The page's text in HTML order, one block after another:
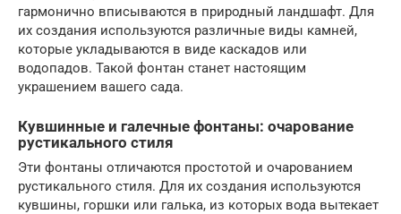
гармонично вписываются в природный ландшафт. Для
их создания используются различные виды камней,
которые укладываются в виде каскадов или
водопадов. Такой фонтан станет настоящим
украшением вашего сада.
Кувшинные и галечные фонтаны: очарование
рустикального стиля
Эти фонтаны отличаются простотой и очарованием
рустикального стиля. Для их создания используются
кувшины, горшки или галька, из которых вода вытекает